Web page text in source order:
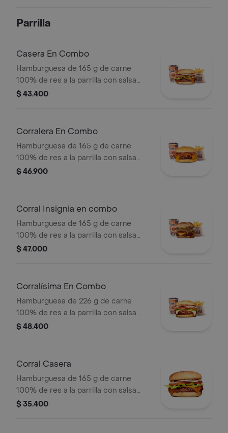
tomate y mostaza en pan papa
Parrilla
Casera En Combo
Hamburguesa de 165 g de carne
100% de res a la parrilla con salsa
bbq, queso americano, cebolla,
cascos) + bebida
$ 43.400
Corralera En Combo
Hamburguesa de 165 g de carne
100% de res a la parrilla con salsa
bbq, tocineta, queso americano,
bebida pet
$ 46.900
Corral Insignia en combo
Hamburguesa de 165 g de carne
100% de res a la parrilla con salsa
BBQ, tocineta, queso americano,
mostaza en pan papa + papas Corral
$ 47.000
Corralísima En Combo
Hamburguesa de 226 g de carne
100% de res a la parrilla con salsa
bbq, queso mozzarella, tomate,
pet
$ 48.400
Corral Casera
Hamburguesa de 165 g de carne
100% de res a la parrilla con salsa
bbq, queso americano, cebolla en
$ 35.400